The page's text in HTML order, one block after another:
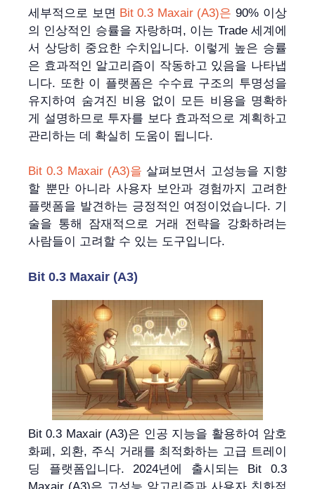
세부적으로 보면 Bit 0.3 Maxair (A3)은 90% 이상
의 인상적인 승률을 자랑하며, 이는 Trade 세계에
서 상당히 중요한 수치입니다. 이렇게 높은 승률
은 효과적인 알고리즘이 작동하고 있음을 나타냅
니다. 또한 이 플랫폼은 수수료 구조의 투명성을
유지하여 숨겨진 비용 없이 모든 비용을 명확하
게 설명하므로 투자를 보다 효과적으로 계획하고
관리하는 데 확실히 도움이 됩니다.
Bit 0.3 Maxair (A3)을 살펴보면서 고성능을 지향
할 뿐만 아니라 사용자 보안과 경험까지 고려한
플랫폼을 발견하는 긍정적인 여정이었습니다. 기
술을 통해 잠재적으로 거래 전략을 강화하려는
사람들이 고려할 수 있는 도구입니다.
Bit 0.3 Maxair (A3)
Bit 0.3 Maxair (A3)은 인공 지능을 활용하여 암호
화폐, 외환, 주식 거래를 최적화하는 고급 트레이
딩 플랫폼입니다. 2024년에 출시되는 Bit 0.3